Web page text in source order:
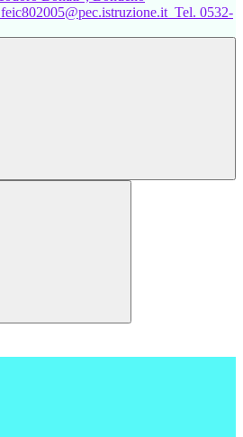
feic802005@pec.istruzione.it Tel. 0532-